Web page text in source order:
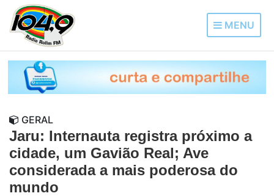
MENU
GERAL
Jaru: Internauta registra próximo a
cidade, um Gavião Real; Ave
considerada a mais poderosa do
mundo